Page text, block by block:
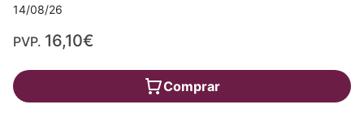
14/08/26
PVP. 16,10€
Comprar